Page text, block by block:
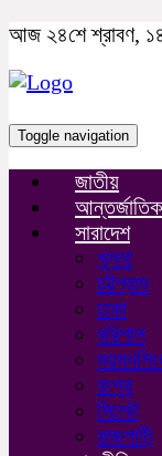
আজ ২৪শে শ্রাবণ,
Toggle navigation
জাতীয়
আন্তর্জাতিক
সারাদেশ
খুলনা
চট্টগ্রাম
ঢাকা
বরিশাল
রংপুর
সিলেট
রাজশাহী